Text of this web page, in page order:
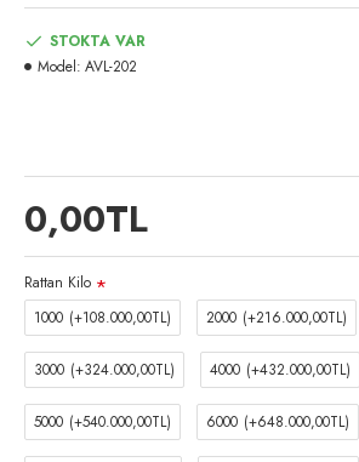
0,00TL
STOKTA VAR
Model: AVL-202
Rattan Kilo
1000 (+108.000,00TL) 2000 (+216.000,00TL)
3000 (+324.000,00TL) 4000 (+432.000,00TL)
5000 (+540.000,00TL) 6000 (+648.000,00TL)